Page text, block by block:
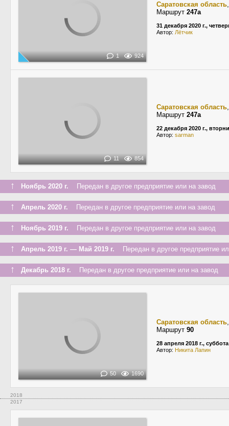
1 924
Саратовская область
Маршрут 247а
31 декабря 2020 г.,
Автор: Лётчик
11 854
Саратовская область
Маршрут 247а
22 декабря 2020 г.,
Автор: sarman
↑ Ноябрь 2020 г. Передан в другое предприятие или на завод
↑ Апрель 2020 г. Передан в другое предприятие или на завод
↑ Ноябрь 2019 г. Передан в другое предприятие или на завод
↑ Апрель 2019 г. — Май 2019 г. Передан в другое предприятие
↑ Декабрь 2018 г. Передан в другое предприятие или на завод
50 1690
Саратовская область
Маршрут 90
28 апреля 2018 г., суббота
Автор: Никита Лапин
2018
2017